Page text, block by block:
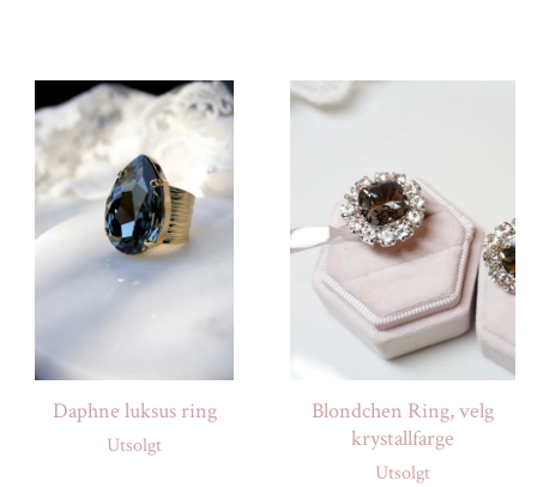
Daphne luksus ring
Utsolgt
Blondchen Ring, velg
krystallfarge
Utsolgt